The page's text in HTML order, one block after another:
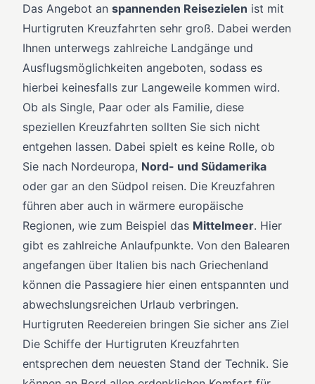
Das Angebot an spannenden Reisezielen ist mit
Hurtigruten Kreuzfahrten sehr groß. Dabei werden
Ihnen unterwegs zahlreiche Landgänge und
Ausflugsmöglichkeiten angeboten, sodass es
hierbei keinesfalls zur Langeweile kommen wird.
Ob als Single, Paar oder als Familie, diese
speziellen Kreuzfahrten sollten Sie sich nicht
entgehen lassen. Dabei spielt es keine Rolle, ob
Sie nach Nordeuropa, Nord- und Südamerika
oder gar an den Südpol reisen. Die Kreuzfahren
führen aber auch in wärmere europäische
Regionen, wie zum Beispiel das Mittelmeer. Hier
gibt es zahlreiche Anlaufpunkte. Von den Balearen
angefangen über Italien bis nach Griechenland
können die Passagiere hier einen entspannten und
abwechslungsreichen Urlaub verbringen.
Hurtigruten Reedereien bringen Sie sicher ans Ziel
Die Schiffe der Hurtigruten Kreuzfahrten
entsprechen dem neuesten Stand der Technik. Sie